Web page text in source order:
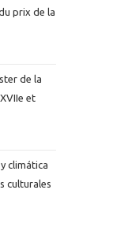
prix de la
de la
et
climática
culturales